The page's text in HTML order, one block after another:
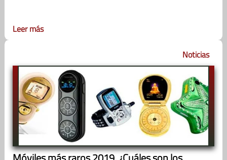
Leer más
Noticias